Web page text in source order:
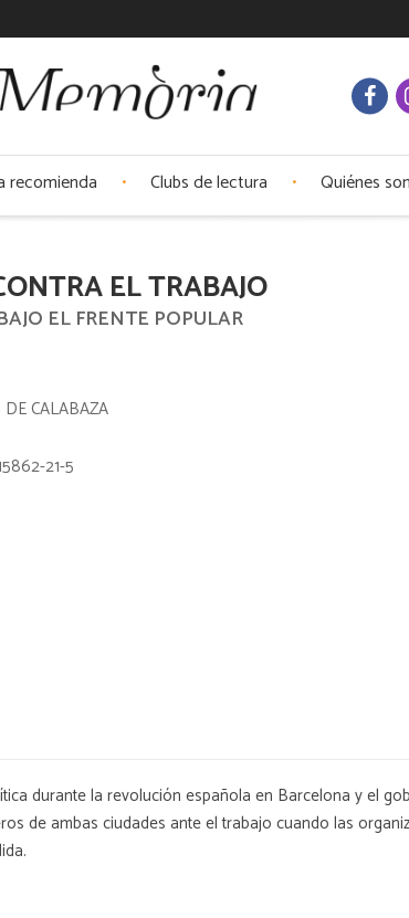
recomienda Clubs de lectura Quiénes
EL TRABAJO
EL FRENTE POPULAR
DE CALABAZA
21-5
durante la revolución española en Barcelona y el
de ambas ciudades ante el trabajo cuando las